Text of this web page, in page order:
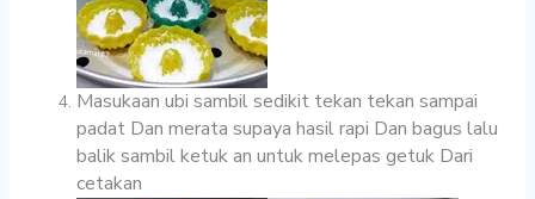
Masukaan ubi sambil sedikit tekan tekan sampai
padat Dan merata supaya hasil rapi Dan bagus lalu
balik sambil ketuk an untuk melepas getuk Dari
cetakan